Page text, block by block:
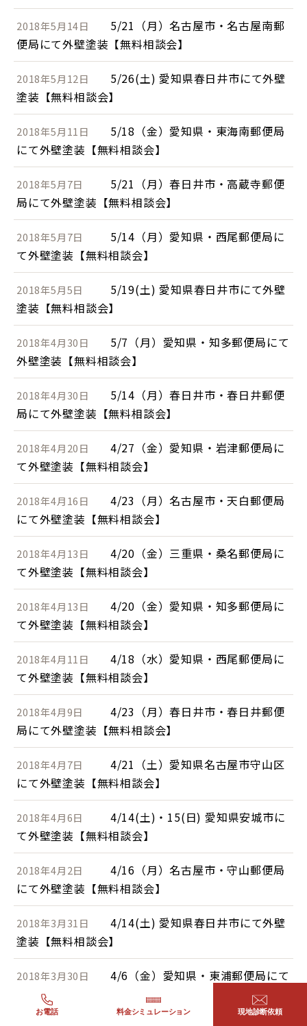
2018年5月14日
5/21（月）名古屋市・名古屋南郵
便局にて外壁塗装【無料相談会】
2018年5月12日
5/26(土) 愛知県春日井市にて外壁
塗装【無料相談会】
2018年5月11日
5/18（金）愛知県・東海南郵便局
にて外壁塗装【無料相談会】
2018年5月7日
5/21（月）春日井市・高蔵寺郵便
局にて外壁塗装【無料相談会】
2018年5月7日
5/14（月）愛知県・西尾郵便局に
て外壁塗装【無料相談会】
2018年5月5日
5/19(土) 愛知県春日井市にて外壁
塗装【無料相談会】
2018年4月30日
5/7（月）愛知県・知多郵便局にて
外壁塗装【無料相談会】
2018年4月30日
5/14（月）春日井市・春日井郵便
局にて外壁塗装【無料相談会】
2018年4月20日
4/27（金）愛知県・岩津郵便局に
て外壁塗装【無料相談会】
2018年4月16日
4/23（月）名古屋市・天白郵便局
にて外壁塗装【無料相談会】
2018年4月13日
4/20（金）三重県・桑名郵便局に
て外壁塗装【無料相談会】
2018年4月13日
4/20（金）愛知県・知多郵便局に
て外壁塗装【無料相談会】
2018年4月11日
4/18（水）愛知県・西尾郵便局に
て外壁塗装【無料相談会】
2018年4月9日
4/23（月）春日井市・春日井郵便
局にて外壁塗装【無料相談会】
2018年4月7日
4/21（土）愛知県名古屋市守山区
にて外壁塗装【無料相談会】
2018年4月6日
4/14(土)・15(日) 愛知県安城市に
て外壁塗装【無料相談会】
2018年4月2日
4/16（月）名古屋市・守山郵便局
にて外壁塗装【無料相談会】
2018年3月31日
4/14(土) 愛知県春日井市にて外壁
塗装【無料相談会】
2018年3月30日
4/6（金）愛知県・東浦郵便局にて
外壁塗装【無料相談会】
お電話 料金シミュレーション 現地診断依頼